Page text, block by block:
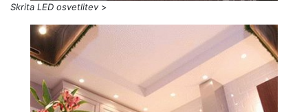
Skrita LED osvetlitev >